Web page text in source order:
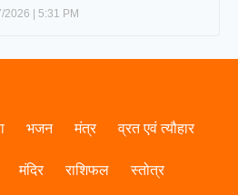
2026 5:31 PM
भजन मंत्र व्रत एवं त्यौहार
मंदिर राशिफल स्तोत्र